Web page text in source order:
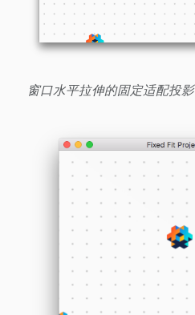
窗口水平拉伸的固定适配投影